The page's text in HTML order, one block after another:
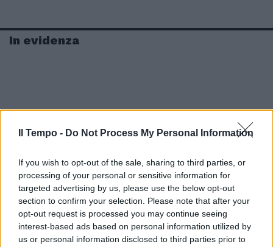
Il Tempo - Do Not Process My Personal Information
If you wish to opt-out of the sale, sharing to third parties, or
processing of your personal or sensitive information for
targeted advertising by us, please use the below opt-out
section to confirm your selection. Please note that after your
opt-out request is processed you may continue seeing
interest-based ads based on personal information utilized by
us or personal information disclosed to third parties prior to
In evidenza